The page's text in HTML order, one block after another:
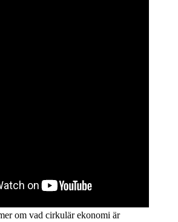
om vad cirkulär ekonomi är